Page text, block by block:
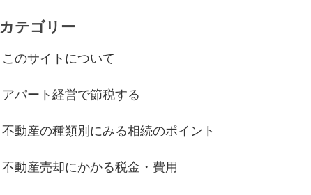
カテゴリー
このサイトについて
アパート経営で節税する
不動産の種類別にみる相続のポイント
不動産売却にかかる税金・費用